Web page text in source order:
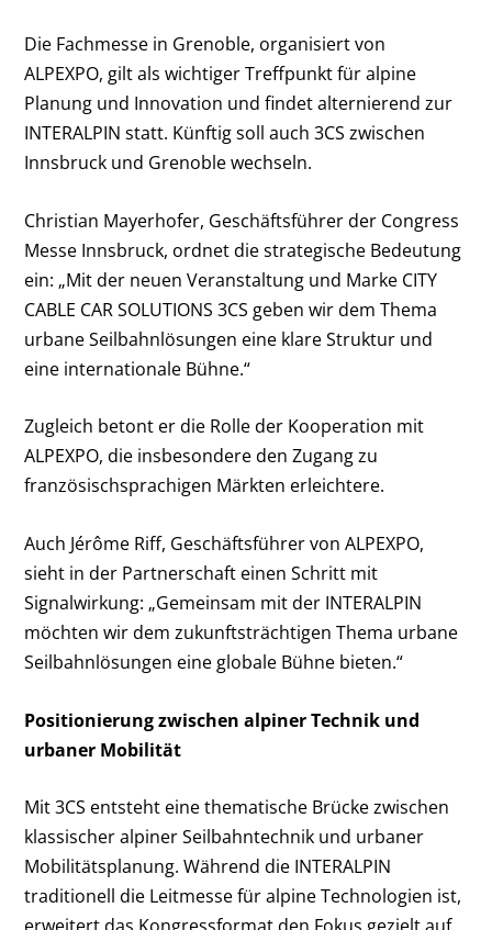
Die Fachmesse in Grenoble, organisiert von
ALPEXPO, gilt als wichtiger Treffpunkt für alpine
Planung und Innovation und findet alternierend zur
INTERALPIN statt. Künftig soll auch 3CS zwischen
Innsbruck und Grenoble wechseln.
Christian Mayerhofer, Geschäftsführer der Congress
Messe Innsbruck, ordnet die strategische Bedeutung
ein: „Mit der neuen Veranstaltung und Marke CITY
CABLE CAR SOLUTIONS 3CS geben wir dem Thema
urbane Seilbahnlösungen eine klare Struktur und
eine internationale Bühne.“
Zugleich betont er die Rolle der Kooperation mit
ALPEXPO, die insbesondere den Zugang zu
französischsprachigen Märkten erleichtere.
Auch Jérôme Riff, Geschäftsführer von ALPEXPO,
sieht in der Partnerschaft einen Schritt mit
Signalwirkung: „Gemeinsam mit der INTERALPIN
möchten wir dem zukunftsträchtigen Thema urbane
Seilbahnlösungen eine globale Bühne bieten.“
Positionierung zwischen alpiner Technik und
urbaner Mobilität
Mit 3CS entsteht eine thematische Brücke zwischen
klassischer alpiner Seilbahntechnik und urbaner
Mobilitätsplanung. Während die INTERALPIN
traditionell die Leitmesse für alpine Technologien ist,